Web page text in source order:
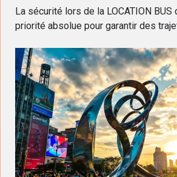
La sécurité lors de la LOCATION BUS
priorité absolue pour garantir des